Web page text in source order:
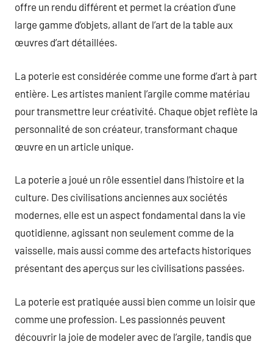
offre un rendu différent et permet la création d’une
large gamme d’objets, allant de l’art de la table aux
œuvres d’art détaillées.
La poterie est considérée comme une forme d’art à part
entière. Les artistes manient l’argile comme matériau
pour transmettre leur créativité. Chaque objet reflète la
personnalité de son créateur, transformant chaque
œuvre en un article unique.
La poterie a joué un rôle essentiel dans l’histoire et la
culture. Des civilisations anciennes aux sociétés
modernes, elle est un aspect fondamental dans la vie
quotidienne, agissant non seulement comme de la
vaisselle, mais aussi comme des artefacts historiques
présentant des aperçus sur les civilisations passées.
La poterie est pratiquée aussi bien comme un loisir que
comme une profession. Les passionnés peuvent
découvrir la joie de modeler avec de l’argile, tandis que